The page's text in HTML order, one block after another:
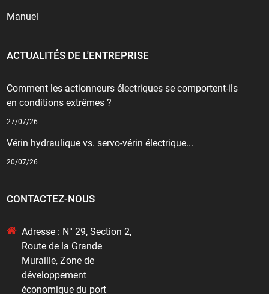
Manuel
ACTUALITÉS DE L'ENTREPRISE
Comment les actionneurs électriques se comportent-ils
en conditions extrêmes ?
27/07/26
Vérin hydraulique vs. servo-vérin électrique...
20/07/26
CONTACTEZ-NOUS
Adresse : N° 29, Section 2,
Route de la Grande
Muraille, Zone de
développement
économique du port